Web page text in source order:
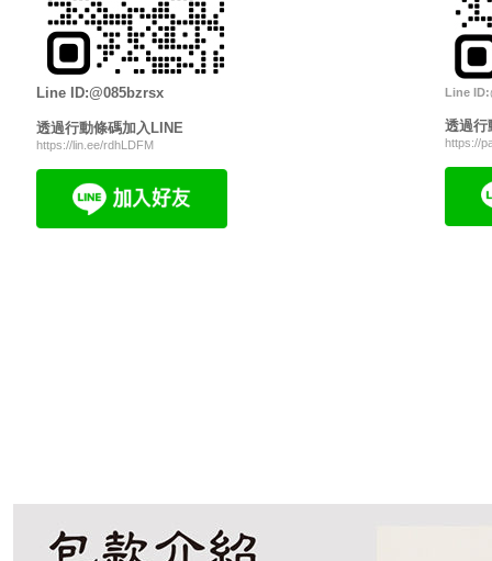
Line ID:@085bzrsx
透過行動條碼加入 LINE
https://lin.ee/rdhLDFM
Line
透過行
https://